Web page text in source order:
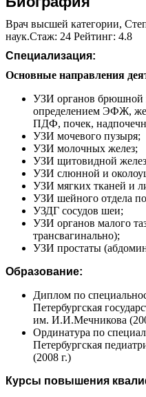
Врач высшей категории,
наук.Стаж: 24 Рейтинг: 4.8
Специализация:
Основные направления
УЗИ органов брюшной
определением ЭФЖ,
ПДФ, почек,
УЗИ мочевого пузыря;
УЗИ молочных желез;
УЗИ щитовидной
УЗИ cлюнной и
УЗИ мягких тканей и
УЗИ шейного отдела
УЗДГ сосудов шеи;
УЗИ органов малого
трансвагинально);
УЗИ простаты
Образование:
Диплом по
Петербургская
им. И.И.Мечникова
Ординатура по
Петербургская
(2008 г.)
Курсы повышения